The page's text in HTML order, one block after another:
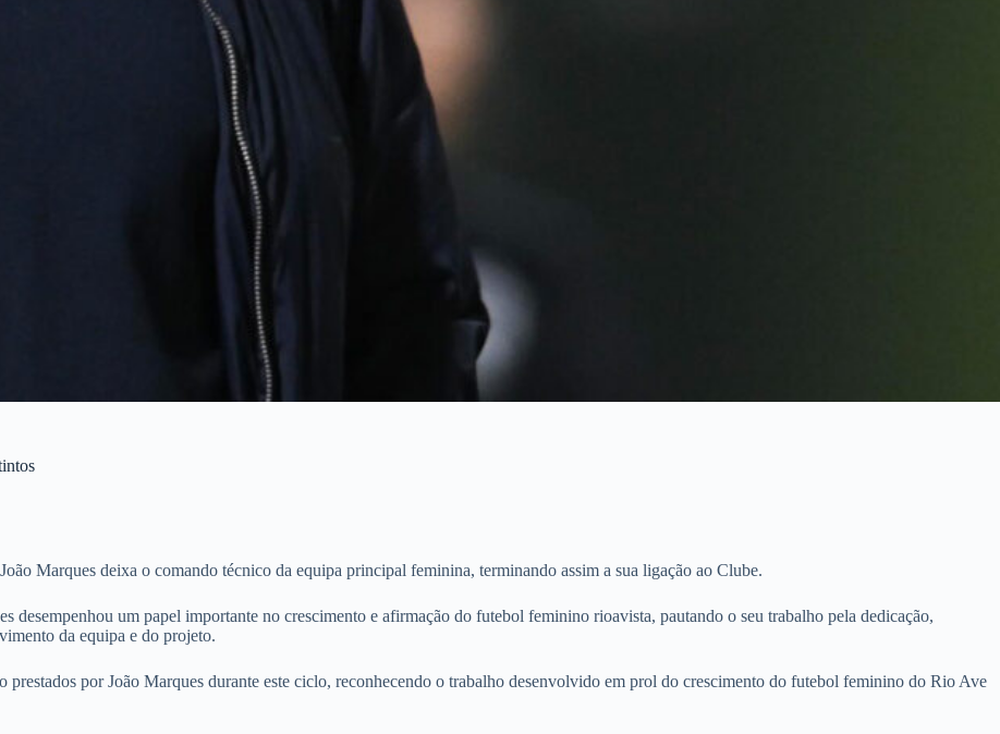
Marques deixa o comando técnico da equipa principal feminina, terminando assim a sua ligação ao Clube.
desempenhou um papel importante no crescimento e afirmação do futebol feminino rioavista, pautando o seu trabalho pela dedicação,
da equipa e do projeto.
prestados por João Marques durante este ciclo, reconhecendo o trabalho desenvolvido em prol do crescimento do futebol feminino do Rio Ave